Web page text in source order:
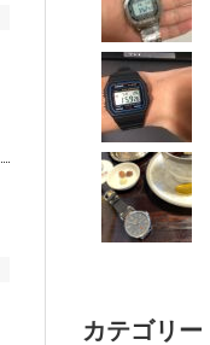
カテゴリー